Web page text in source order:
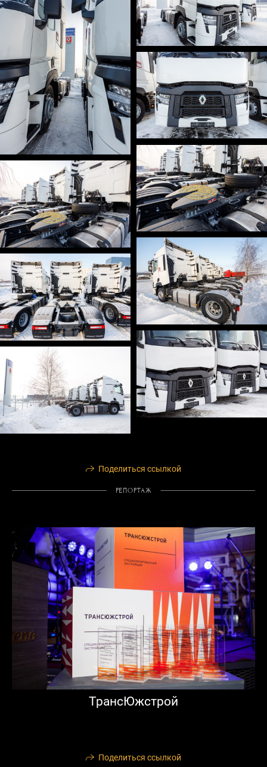
Поделиться ссылкой
РЕПОРТАЖ
ТрансЮжстрой
Поделиться ссылкой